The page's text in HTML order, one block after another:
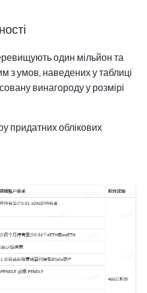
один мільйон та
з умов, наведених у таблиці
винагороду у розмірі
придатних облікових